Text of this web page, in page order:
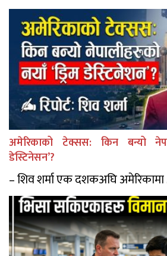
अमेरिकाको टेक्सस: किन बन्यो
डेस्टिनेसन’?
– शिव शर्मा एक दशकअघि अमेरिकामा